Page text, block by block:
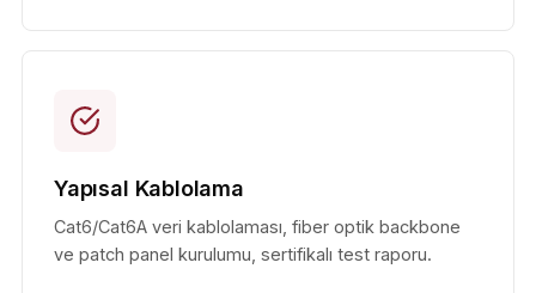
Yapısal Kablolama
Cat6/Cat6A veri kablolaması, fiber optik backbone
ve patch panel kurulumu, sertifikalı test raporu.